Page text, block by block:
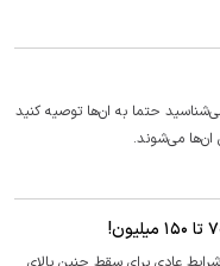
می‌شناسید حتما به ان‌ها توصیه کنید
ان‌ها می‌شوند.